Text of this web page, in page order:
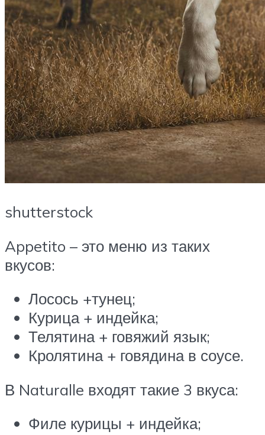
shutterstock
Appetito – это меню из таких
вкусов:
Лосось +тунец;
Курица + индейка;
Телятина + говяжий язык;
Кролятина + говядина в соусе.
В Naturalle входят такие 3 вкуса:
Филе курицы + индейка;